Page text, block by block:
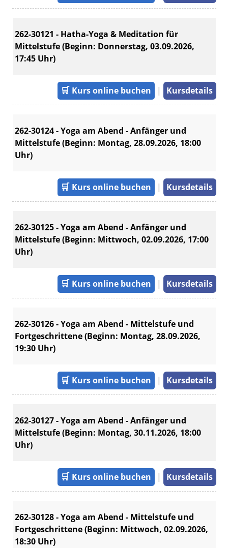
262-30121 - Hatha-Yoga & Meditation für
Mittelstufe (Beginn: Donnerstag, 03.09.2026,
17:45 Uhr)
🛒 Kurs online buchen | Kursdetails
262-30124 - Yoga am Abend - Anfänger und
Mittelstufe (Beginn: Montag, 28.09.2026, 18:00
Uhr)
🛒 Kurs online buchen | Kursdetails
262-30125 - Yoga am Abend - Anfänger und
Mittelstufe (Beginn: Mittwoch, 02.09.2026, 17:00
Uhr)
🛒 Kurs online buchen | Kursdetails
262-30126 - Yoga am Abend - Mittelstufe und
Fortgeschrittene (Beginn: Montag, 28.09.2026,
19:30 Uhr)
🛒 Kurs online buchen | Kursdetails
262-30127 - Yoga am Abend - Anfänger und
Mittelstufe (Beginn: Montag, 30.11.2026, 18:00
Uhr)
🛒 Kurs online buchen | Kursdetails
262-30128 - Yoga am Abend - Mittelstufe und
Fortgeschrittene (Beginn: Mittwoch, 02.09.2026,
18:30 Uhr)